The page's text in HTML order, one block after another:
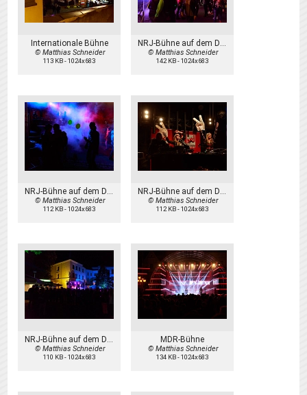
Internationale Bühne
© Matthias Schneider
113 KB-1024x683
NRJ-Bühne auf dem Domplatz
© Matthias Schneider
142 KB-1024x683
NRJ-Bühne auf dem Domplatz
© Matthias Schneider
112 KB-1024x683
NRJ-Bühne auf dem Domplatz
© Matthias Schneider
112 KB-1024x683
NRJ-Bühne auf dem Domplatz
© Matthias Schneider
110 KB-1024x683
MDR-Bühne
© Matthias Schneider
134 KB-1024x683